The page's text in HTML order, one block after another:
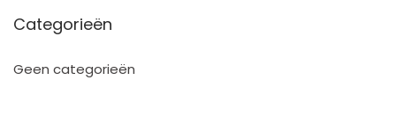
Categorieën
Geen categorieën